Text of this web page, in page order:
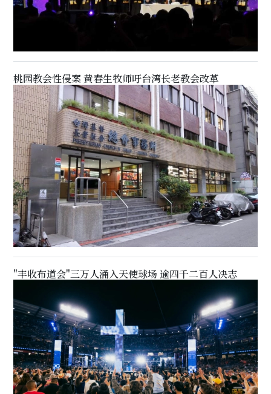
桃园教会性侵案 黄春生牧师吁台湾长老教会改革
"丰收布道会"三万人涌入天使球场 逾四千二百人决志